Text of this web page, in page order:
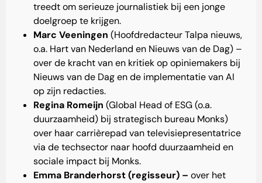
treedt om serieuze journalistiek bij een jonge
doelgroep te krijgen.
Marc Veeningen (Hoofdredacteur Talpa nieuws,
o.a. Hart van Nederland en Nieuws van de Dag) –
over de kracht van en kritiek op opiniemakers bij
Nieuws van de Dag en de implementatie van AI
op zijn redacties.
Regina Romeijn (Global Head of ESG (o.a.
duurzaamheid) bij strategisch bureau Monks)
over haar carrièrepad van televisiepresentatrice
via de techsector naar hoofd duurzaamheid en
sociale impact bij Monks.
Emma Branderhorst (regisseur) – over het